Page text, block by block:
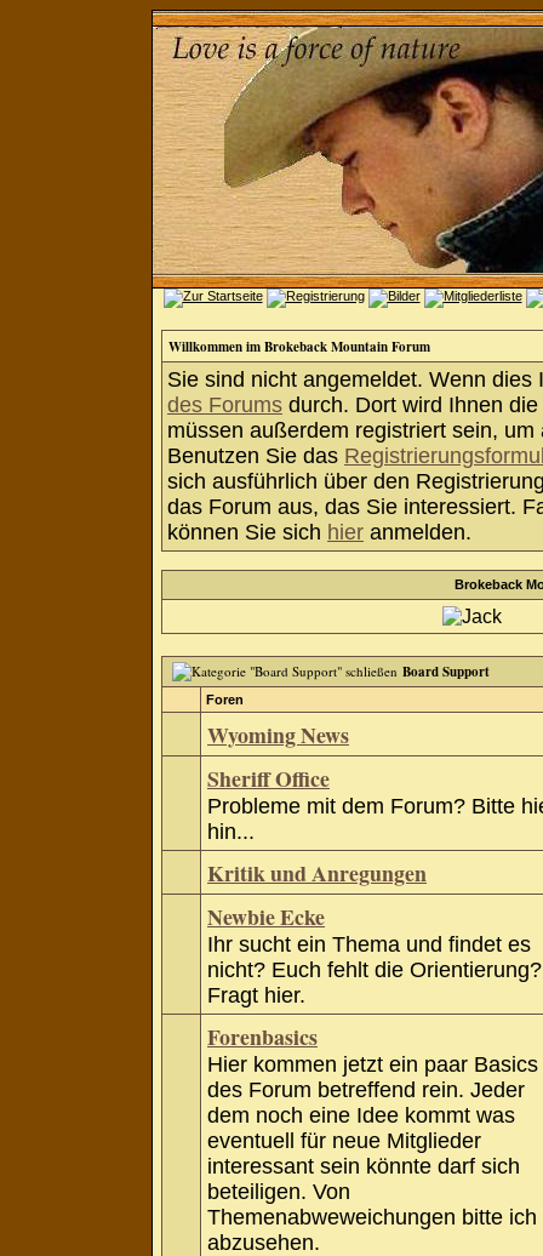
Willkommen im Brokeback Mountain Forum
Sie sind nicht angemeldet. Wenn
des Forums durch. Dort wird Ihnen
müssen außerdem registriert sein,
Benutzen Sie das
sich ausführlich über den
das Forum aus, das Sie interessiert.
können Sie sich hier anmelden.
Brokeback
Board Support
Foren
Wyoming News
Sheriff Office
Probleme mit dem Forum? Bitte
hin...
Kritik und Anregungen
Newbie Ecke
Ihr sucht ein Thema und findet es
nicht? Euch fehlt die Orientierung?
Fragt hier.
Forenbasics
Hier kommen jetzt ein paar Basics
des Forum betreffend rein. Jeder
dem noch eine Idee kommt was
eventuell für neue Mitglieder
interessant sein könnte darf sich
beteiligen. Von
Themenabweweichungen bitte ich
abzusehen.